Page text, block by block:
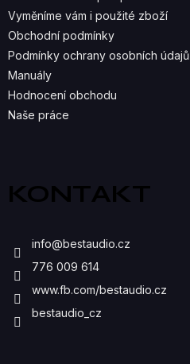
R
V
Vyměníme vám i použité zboží
Obchodní podmínky
Podmínky ochrany osobních údajů
Manuály
Hodnocení obchodu
Naše práce
KONTAKT
info@bestaudio.cz
776 009 614
www.fb.com/bestaudio.cz
bestaudio_cz